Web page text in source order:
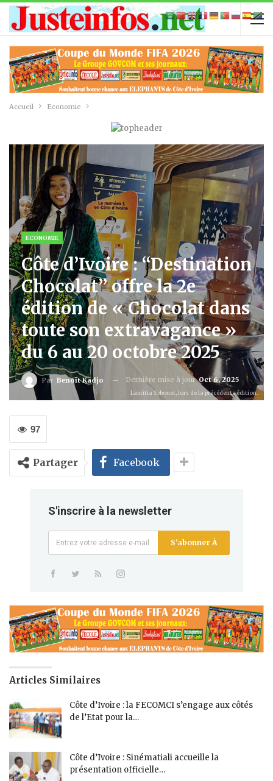
Accueil Economie
ECONOMIE
Côte d’Ivoire : ‘‘Destination
Chocolat’’ offre la 2e
édition de « Chocolat dans
toute son extravagance »
du 6 au 20 octobre 2025
Par Benoit Kadjo Dernière mise à jourOct 6, 2025
Laetitia Yobouet, lors de la précédente édition.
97
Partager Facebook
S'inscrire à la newsletter
S'abonner À
Articles Similaires
Côte d’Ivoire : la FECOMCI s’engage aux côtés
de l’Etat pour la…
Côte d’Ivoire : Sinématiali accueille la
présentation officielle…